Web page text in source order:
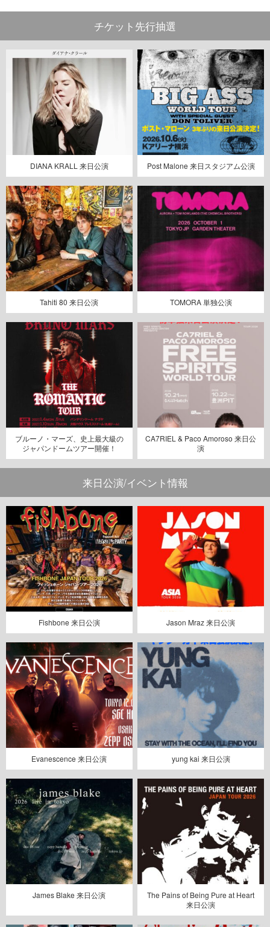
チケット先行抽選
DIANA KRALL 来日公演 Post Malone 来日スタジアム公演
Tahiti 80 来日公演 TOMORA 単独公演
ブルーノ・マーズ、史上最大級の
ジャパンドームツアー開催！
CA7RIEL & Paco Amoroso 来日公
演
来日公演/イベント情報
Fishbone 来日公演 Jason Mraz 来日公演
Evanescence 来日公演 yung kai 来日公演
James Blake 来日公演
The Pains of Being Pure at Heart
来日公演